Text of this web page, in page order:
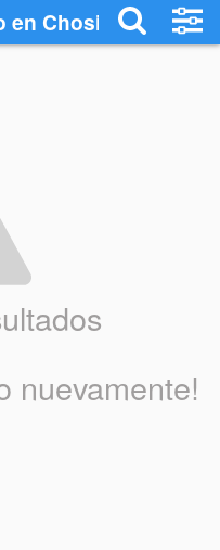
en Chosica -
nuevamente!